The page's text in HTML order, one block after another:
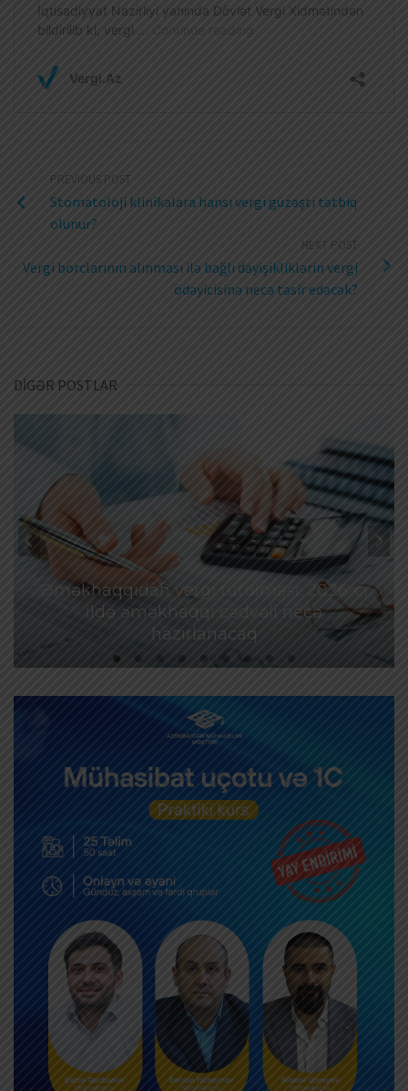
PREVIOUS POST
Stomatoloji klinikalara hansı vergi güzəşti tətbiq
olunur?
NEXT POST
Vergi borclarının alınması ilə bağlı dəyişikliklərin vergi
ödəyicisinə necə təsir edəcək?
DİGƏR POSTLAR
Əməkhaqqıdan vergi tutulması: 2026-cı
ildə əməkhaqqı cədvəli necə
hazırlanacaq